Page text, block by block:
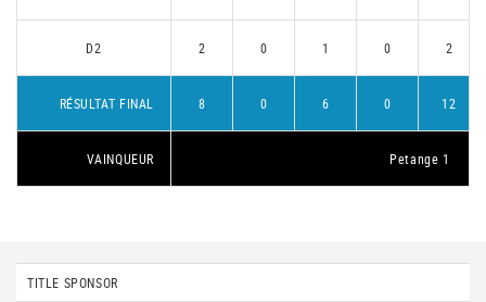
D2 2 0 1 0 2
RÉSULTAT FINAL 8 0 6 0 12
VAINQUEUR Petange 1
TITLE SPONSOR